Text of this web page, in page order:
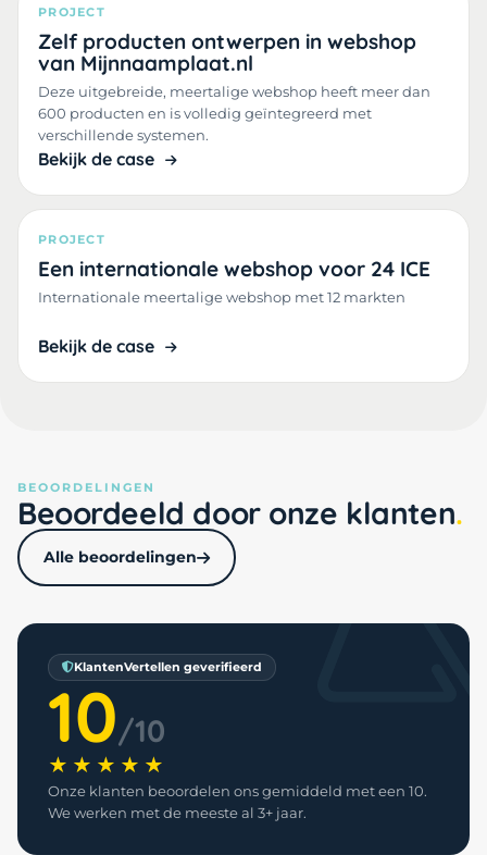
PROJECT
Zelf producten ontwerpen in webshop
van Mijnnaamplaat.nl
Deze uitgebreide, meertalige webshop heeft meer dan
600 producten en is volledig geïntegreerd met
verschillende systemen.
Bekijk de case
PROJECT
Een internationale webshop voor 24 ICE
Internationale meertalige webshop met 12 markten
Bekijk de case
BEOORDELINGEN
Beoordeeld door onze klanten
Alle beoordelingen
KlantenVertellen geverifieerd
10/10
★★★★★
Onze klanten beoordelen ons gemiddeld met een 10.
We werken met de meeste al 3+ jaar.